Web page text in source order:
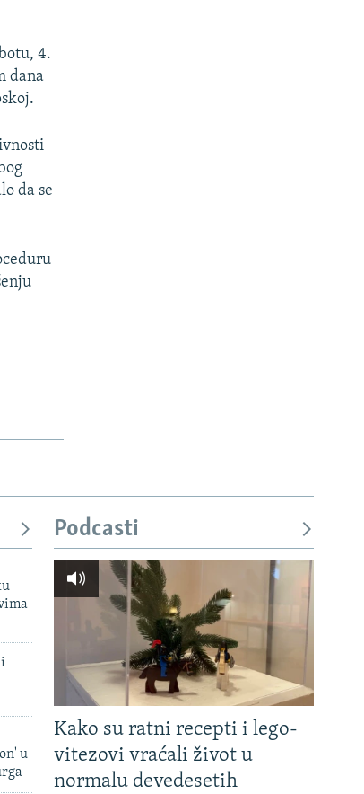
4.
dana
da se
u
Podcasti
Kako su ratni recepti i lego-
vitezovi vraćali život u
normalu devedesetih